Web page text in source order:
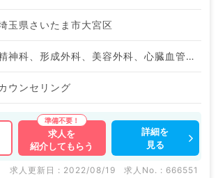
玉県さいたま市大宮区
精神科、形成外科、美容外科、心臓血管外科、皮膚科、産婦人科、麻酔科、一般内科、循環器内科、呼吸器内科、消化器内科、外科系全般、一般外科、美容皮膚科、科目不問
ウンセリング
求人を
紹介してもらう
詳細を
見る
求人更新日 : 2022/08/19 求人No. : 666551